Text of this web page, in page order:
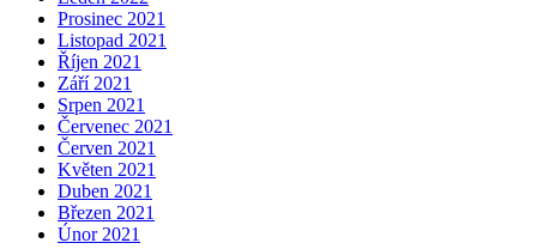
Prosinec 2021
Listopad 2021
Říjen 2021
Září 2021
Srpen 2021
Červenec 2021
Červen 2021
Květen 2021
Duben 2021
Březen 2021
Únor 2021